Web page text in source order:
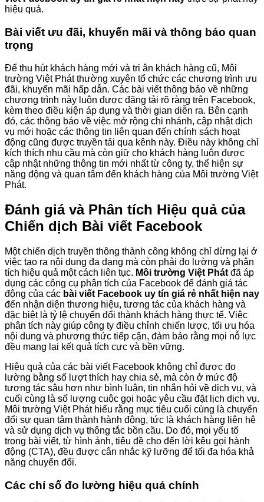
hiệu quả.
Bài viết ưu đãi, khuyến mãi và thông báo quan
trọng
Để thu hút khách hàng mới và tri ân khách hàng cũ, Môi
trường Việt Phát thường xuyên tổ chức các chương trình ưu
đãi, khuyến mãi hấp dẫn. Các bài viết thông báo về những
chương trình này luôn được đăng tải rõ ràng trên Facebook,
kèm theo điều kiện áp dụng và thời gian diễn ra. Bên cạnh
đó, các thông báo về việc mở rộng chi nhánh, cập nhật dịch
vụ mới hoặc các thông tin liên quan đến chính sách hoạt
động cũng được truyền tải qua kênh này. Điều này không chỉ
kích thích nhu cầu mà còn giữ cho khách hàng luôn được
cập nhật những thông tin mới nhất từ công ty, thể hiện sự
năng động và quan tâm đến khách hàng của Môi trường Việt
Phát.
Đánh giá và Phân tích Hiệu quả của
Chiến dịch Bài viết Facebook
Một chiến dịch truyền thông thành công không chỉ dừng lại ở
việc tạo ra nội dung đa dạng mà còn phải đo lường và phân
tích hiệu quả một cách liên tục. Môi trường Việt Phát đã áp
dụng các công cụ phân tích của Facebook để đánh giá tác
động của các bài viết Facebook uy tín giá rẻ nhất hiện nay
đến nhận diện thương hiệu, tương tác của khách hàng và
đặc biệt là tỷ lệ chuyển đổi thành khách hàng thực tế. Việc
phân tích này giúp công ty điều chỉnh chiến lược, tối ưu hóa
nội dung và phương thức tiếp cận, đảm bảo rằng mọi nỗ lực
đều mang lại kết quả tích cực và bền vững.
Hiệu quả của các bài viết Facebook không chỉ được đo
lường bằng số lượt thích hay chia sẻ, mà còn ở mức độ
tương tác sâu hơn như bình luận, tin nhắn hỏi về dịch vụ, và
cuối cùng là số lượng cuộc gọi hoặc yêu cầu đặt lịch dịch vụ.
Môi trường Việt Phát hiểu rằng mục tiêu cuối cùng là chuyển
đổi sự quan tâm thành hành động, tức là khách hàng liên hệ
và sử dụng dịch vụ thông tắc bồn cầu. Do đó, mọi yếu tố
trong bài viết, từ hình ảnh, tiêu đề cho đến lời kêu gọi hành
động (CTA), đều được cân nhắc kỹ lưỡng để tối đa hóa khả
năng chuyển đổi.
Các chỉ số đo lường hiệu quả chính